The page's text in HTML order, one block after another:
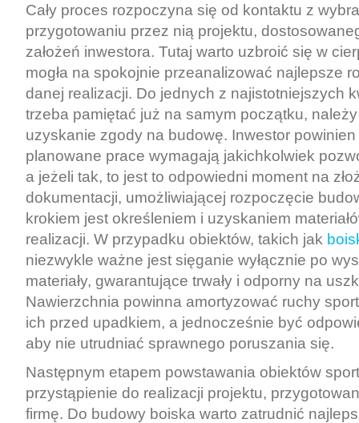
Cały proces rozpoczyna się od kontaktu z
przygotowaniu przez nią projektu,
założeń inwestora. Tutaj warto uzbroić się w
mogła na spokojnie przeanalizować najlepsze
danej realizacji. Do jednych z najistotniejszych
trzeba pamiętać już na samym początku,
uzyskanie zgody na budowę. Inwestor
planowane prace wymagają jakichkolwiek
a jeżeli tak, to jest to odpowiedni moment na
dokumentacji, umożliwiającej rozpoczęcie
krokiem jest określeniem i uzyskaniem
realizacji. W przypadku obiektów, takich jak
niezwykle ważne jest sięganie wyłącznie po
materiały, gwarantujące trwały i odporny na
Nawierzchnia powinna amortyzować ruchy
ich przed upadkiem, a jednocześnie być
aby nie utrudniać sprawnego poruszania się.
Następnym etapem powstawania obiektów
przystąpienie do realizacji projektu,
firmę. Do budowy boiska warto zatrudnić